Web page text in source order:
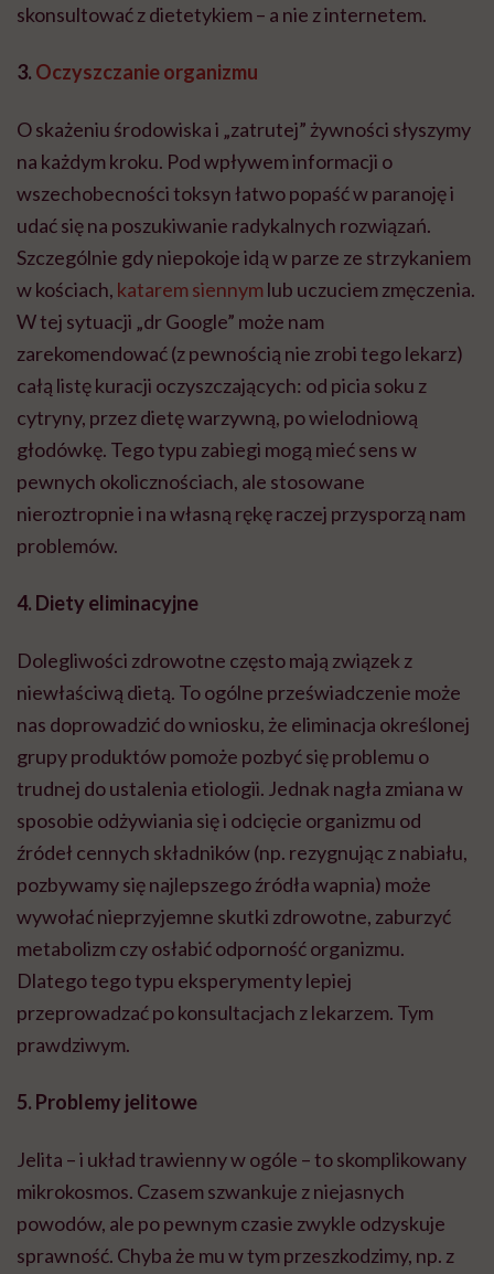
skonsultować z dietetykiem – a nie z internetem.
3. Oczyszczanie organizmu
O skażeniu środowiska i „zatrutej” żywności słyszymy
na każdym kroku. Pod wpływem informacji o
wszechobecności toksyn łatwo popaść w paranoję i
udać się na poszukiwanie radykalnych rozwiązań.
Szczególnie gdy niepokoje idą w parze ze strzykaniem
w kościach, katarem siennym lub uczuciem zmęczenia.
W tej sytuacji „dr Google” może nam
zarekomendować (z pewnością nie zrobi tego lekarz)
całą listę kuracji oczyszczających: od picia soku z
cytryny, przez dietę warzywną, po wielodniową
głodówkę. Tego typu zabiegi mogą mieć sens w
pewnych okolicznościach, ale stosowane
nieroztropnie i na własną rękę raczej przysporzą nam
problemów.
4. Diety eliminacyjne
Dolegliwości zdrowotne często mają związek z
niewłaściwą dietą. To ogólne przeświadczenie może
nas doprowadzić do wniosku, że eliminacja określonej
grupy produktów pomoże pozbyć się problemu o
trudnej do ustalenia etiologii. Jednak nagła zmiana w
sposobie odżywiania się i odcięcie organizmu od
źródeł cennych składników (np. rezygnując z nabiału,
pozbywamy się najlepszego źródła wapnia) może
wywołać nieprzyjemne skutki zdrowotne, zaburzyć
metabolizm czy osłabić odporność organizmu.
Dlatego tego typu eksperymenty lepiej
przeprowadzać po konsultacjach z lekarzem. Tym
prawdziwym.
5. Problemy jelitowe
Jelita – i układ trawienny w ogóle – to skomplikowany
mikrokosmos. Czasem szwankuje z niejasnych
powodów, ale po pewnym czasie zwykle odzyskuje
sprawność. Chyba że mu w tym przeszkodzimy, np. z